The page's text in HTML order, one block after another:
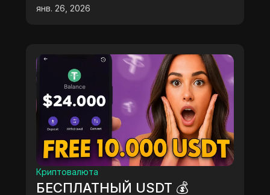
янв. 26, 2026
Криптовалюта
БЕСПЛАТНЫЙ USDT 💰